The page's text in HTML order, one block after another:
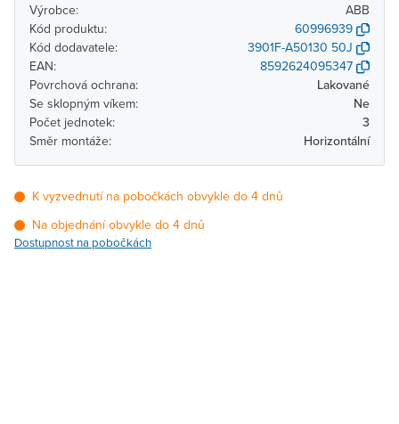
Výrobce:
ABB
Kód produktu:
60996939
Kód dodavatele:
3901F-A50130 50J
EAN:
8592624095347
Povrchová ochrana:
Lakované
Se sklopným víkem:
Ne
Počet jednotek:
3
Směr montáže:
Horizontální
K vyzvednutí na pobočkách obvykle do 4 dnů
Na objednání obvykle do 4 dnů
Dostupnost na pobočkách